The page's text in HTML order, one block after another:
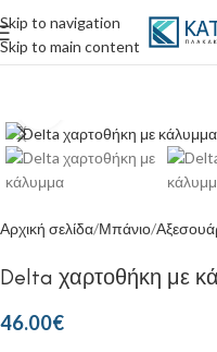
Skip to navigation
Skip to main content
Αρχική σελίδα Μπάνιο
Delta χαρτοθήκη με
46.00€